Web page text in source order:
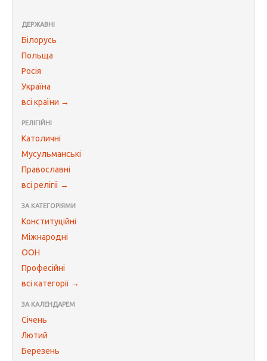
ДЕРЖАВНІ
Білорусь
Польща
Росія
Україна
всі країни →
РЕЛІГІЙНІ
Католичні
Мусульманські
Православні
всі релігії →
ЗА КАТЕГОРІЯМИ
Конституційні
Міжнародні
ООН
Професійні
всі категорії →
ЗА КАЛЕНДАРЕМ
Січень
Лютий
Березень